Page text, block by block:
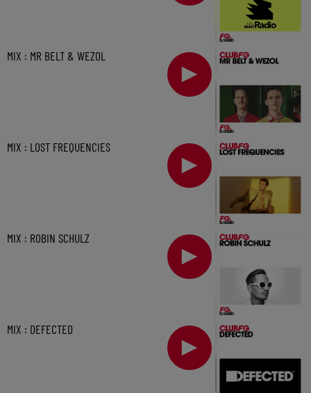
MIX : MR BELT & WEZOL
MIX : LOST FREQUENCIES
MIX : ROBIN SCHULZ
MIX : DEFECTED